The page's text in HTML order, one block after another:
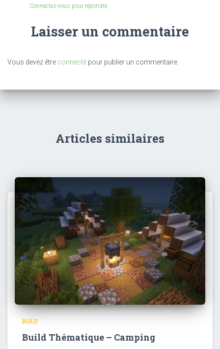
Connectez-vous pour répondre
Laisser un commentaire
Vous devez être connecté pour publier un commentaire.
Articles similaires
BUILD
Build Thématique – Camping